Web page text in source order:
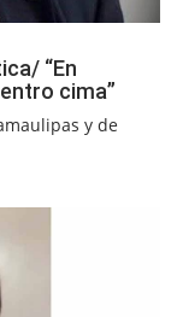
“En
cima”
y de